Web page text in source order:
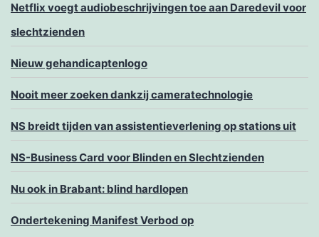
Netflix voegt audiobeschrijvingen toe aan Daredevil voor
slechtzienden
Nieuw gehandicaptenlogo
Nooit meer zoeken dankzij cameratechnologie
NS breidt tijden van assistentieverlening op stations uit
NS-Business Card voor Blinden en Slechtzienden
Nu ook in Brabant: blind hardlopen
Ondertekening Manifest Verbod op